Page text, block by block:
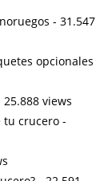
- 31.547
opcionales
25.888 views
tu crucero -